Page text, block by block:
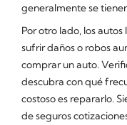
generalmente se
Por otro lado, los
sufrir daños o robos
comprar un auto.
descubra con qué
costoso es repararlo.
de seguros